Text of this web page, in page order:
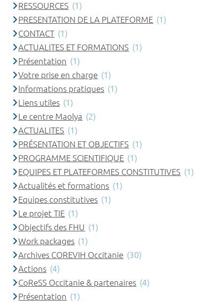
RESSOURCES (1)
PRESENTATION DE LA PLATEFORME (1)
CONTACT (1)
ACTUALITES ET FORMATIONS (1)
Présentation (1)
Votre prise en charge (1)
Informations pratiques (1)
Liens utiles (1)
Le centre Maolya (2)
ACTUALITES (1)
PRÉSENTATION ET OBJECTIFS (1)
PROGRAMME SCIENTIFIQUE (1)
EQUIPES ET PLATEFORMES CONSTITUTIVES (1)
Actualités et formations (1)
Equipes constitutives (1)
Le projet TIE (1)
Objectifs des FHU (1)
Work packages (1)
Archives COREVIH Occitanie (30)
Actions (4)
CoReSS Occitanie & partenaires (4)
Présentation (1)